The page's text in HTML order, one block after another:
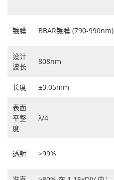
镀膜 BBAR镀膜 (790-990nm)
设计
波长
808nm
长度 ±0.05mm
表面
平整
度
λ/4
透射 >99%